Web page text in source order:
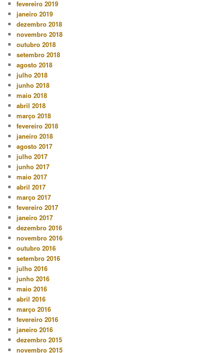
fevereiro 2019
janeiro 2019
dezembro 2018
novembro 2018
outubro 2018
setembro 2018
agosto 2018
julho 2018
junho 2018
maio 2018
abril 2018
março 2018
fevereiro 2018
janeiro 2018
agosto 2017
julho 2017
junho 2017
maio 2017
abril 2017
março 2017
fevereiro 2017
janeiro 2017
dezembro 2016
novembro 2016
outubro 2016
setembro 2016
julho 2016
junho 2016
maio 2016
abril 2016
março 2016
fevereiro 2016
janeiro 2016
dezembro 2015
novembro 2015